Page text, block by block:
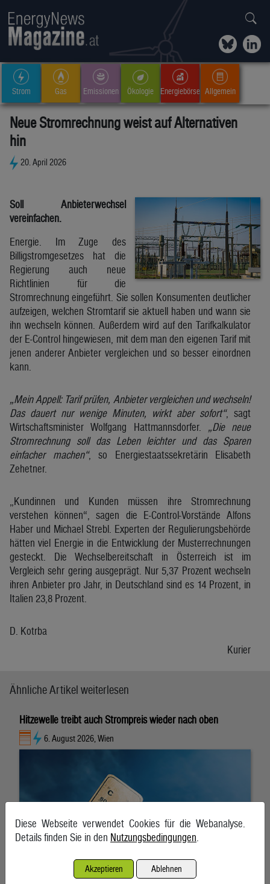
Strom Gas Emissionen Ökologie Energiebörse Allgemein
Neue Stromrechnung weist auf Alternativen
hin
20. April 2026
Soll Anbieterwechsel
vereinfachen.
Energie. Im Zuge des
Billigstromgesetzes hat die
Regierung auch neue
Richtlinien für die
Stromrechnung eingeführt. Sie sollen Konsumenten deutlicher
aufzeigen, welchen Stromtarif sie aktuell haben und wann sie
ihn wechseln können. Außerdem wird auf den Tarifkalkulator
der E-Control hingewiesen, mit dem man den eigenen Tarif mit
jenen anderer Anbieter vergleichen und so besser einordnen
kann.
„Mein Appell: Tarif prüfen, Anbieter vergleichen und wechseln!
Das dauert nur wenige Minuten, wirkt aber sofort“, sagt
Wirtschaftsminister Wolfgang Hattmannsdorfer. „Die neue
Stromrechnung soll das Leben leichter und das Sparen
einfacher machen“, so Energiestaatssekretärin Elisabeth
Zehetner.
„Kundinnen und Kunden müssen ihre Stromrechnung
verstehen können“, sagen die E-Control-Vorstände Alfons
Haber und Michael Strebl. Experten der Regulierungsbehörde
hätten viel Energie in die Entwicklung der Musterrechnungen
gesteckt. Die Wechselbereitschaft in Österreich ist im
Vergleich sehr gering ausgeprägt. Nur 5,37 Prozent wechseln
ihren Anbieter pro Jahr, in Deutschland sind es 14 Prozent, in
Italien 23,8 Prozent.
D. Kotrba
Kurier
Ähnliche Artikel weiterlesen
Hitzewelle treibt auch Strompreis wieder nach oben
6. August 2026, Wien
Diese Webseite verwendet Cookies für die Webanalyse.
Details finden Sie in den Nutzungsbedingungen
Akzeptieren Ablehnen